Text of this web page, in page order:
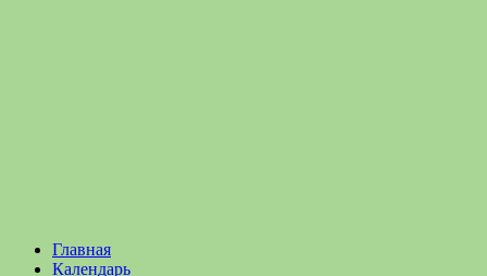
Садоводство
Садоводство
Главная
Календарь